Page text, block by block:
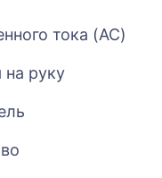
тока (AC)
руку